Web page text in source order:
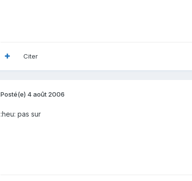
Citer
Posté(e) 4 août 2006
:heu: pas sur